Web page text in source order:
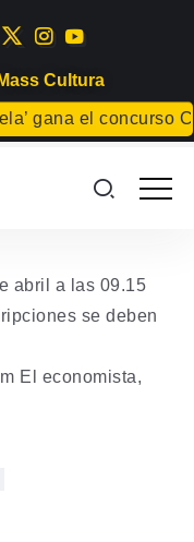
Cultura
gana el concurso
en
‘Impuestos
abril a las 09.15
se deben
El economista,